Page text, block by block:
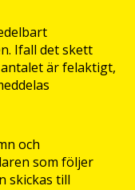
Ifall det skett
är felaktigt,
och
som följer
skickas till